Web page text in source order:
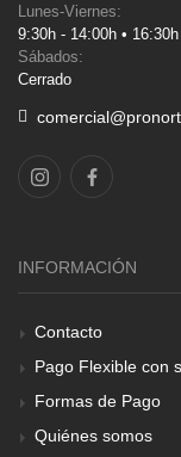
Lunes-Viernes:
9:30h - 14:00h •
Sábados:
Cerrado
INFORMACIÓN
Contacto
Pago Flexible con
Formas de Pago
Quiénes somos